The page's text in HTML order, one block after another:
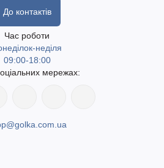
До контактів
Час роботи
неділя
09:00-18:00
мережах: